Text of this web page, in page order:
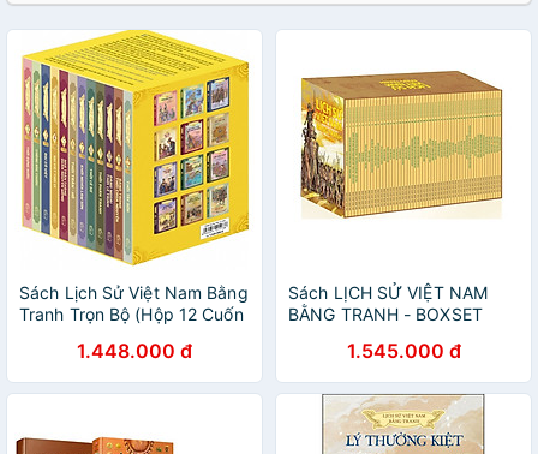
Sách Lịch Sử Việt Nam Bằng
Tranh Trọn Bộ (Hộp 12 Cuốn
1.448.000 đ
Sách LỊCH SỬ VIỆT NAM
BẰNG TRANH - BOXSET
1.545.000 đ